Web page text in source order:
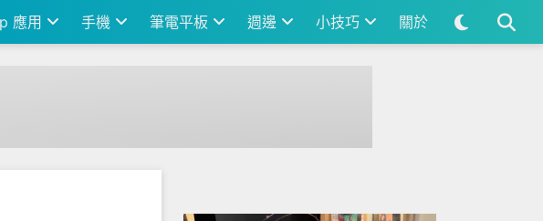
應用 手機 筆電平板 週邊 小技巧 關於